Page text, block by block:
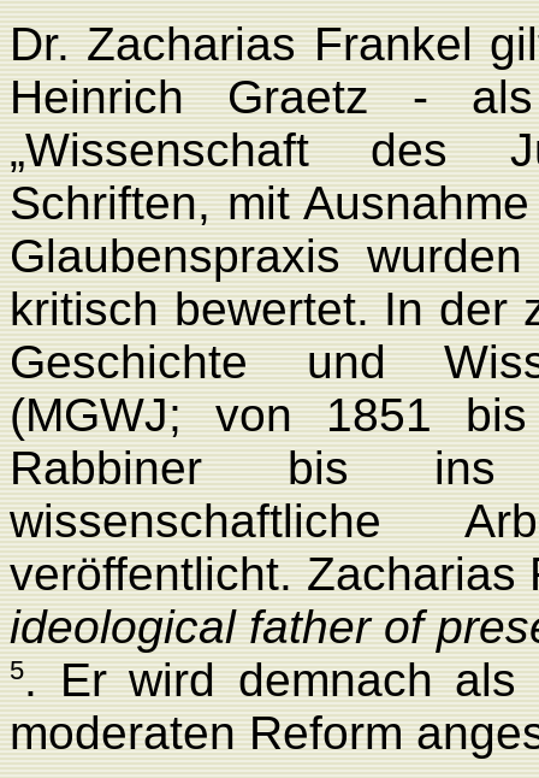
Dr. Zacharias Frankel
Heinrich Graetz -
„Wissenschaft des
Schriften, mit
Glaubenspraxis
kritisch bewertet. In der
Geschichte und
(MGWJ; von 1851
Rabbiner bis ins
wissenschaftliche
veröffentlicht.
ideological father of
5. Er wird demnach als
moderaten Reform